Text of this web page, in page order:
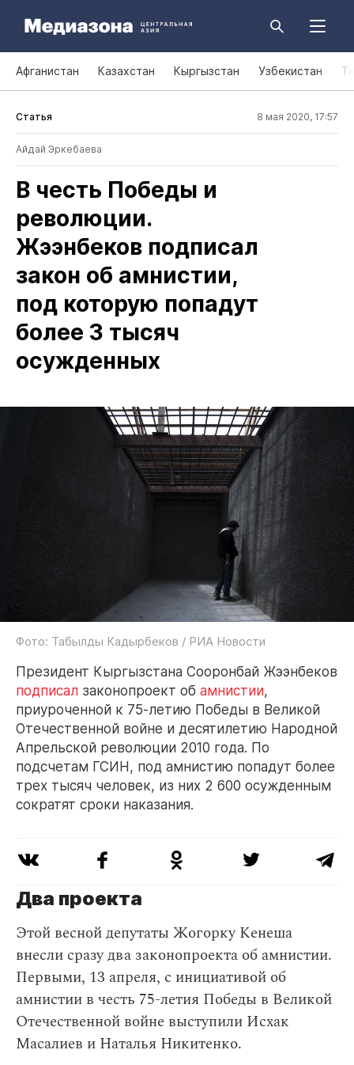
Афганистан Казахстан Кыргызстан Узбекистан
Статья 8 мая 2020, 17:57
Айдай Эркебаева
В честь Победы и
революции.
Жээнбеков подписал
закон об амнистии,
под которую попадут
более 3 тысяч
осужденных
Фото: Табылды Кадырбеков / РИА Новости
Президент Кыргызстана Сооронбай Жээнбеков
подписал законопроект об амнистии,
приуроченной к 75-летию Победы в Великой
Отечественной войне и десятилетию Народной
Апрельской революции 2010 года. По
подсчетам ГСИН, под амнистию попадут более
трех тысяч человек, из них 2 600 осужденным
сократят сроки наказания.
Два проекта
Этой весной депутаты Жогорку Кенеша
внесли сразу два законопроекта об амнистии.
Первыми, 13 апреля, с инициативой об
амнистии в честь 75-летия Победы в Великой
Отечественной войне выступили Исхак
Масалиев и Наталья Никитенко.